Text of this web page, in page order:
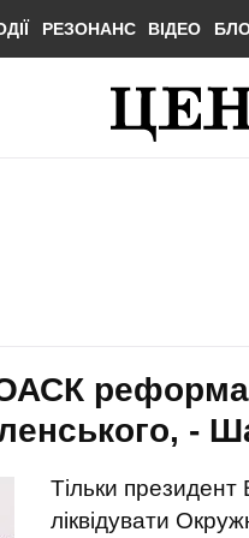
РЕЗОНАНС ВІДЕО
-
Тільки
ліквідувати